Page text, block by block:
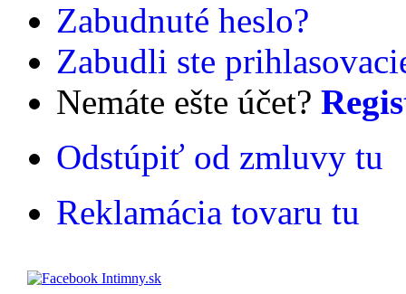
Zabudnuté heslo?
Zabudli ste
Nemáte ešte účet?
Odstúpiť od zmluvy tu
Reklamácia tovaru tu